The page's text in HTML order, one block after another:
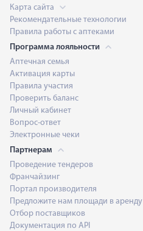
Карта сайта
Рекомендательные технологии
Правила работы с аптеками
Программа лояльности
Аптечная семья
Активация карты
Правила участия
Проверить баланс
Личный кабинет
Вопрос-ответ
Электронные чеки
Партнерам
Проведение тендеров
Франчайзинг
Портал производителя
Предложите нам площади в аренду
Отбор поставщиков
Документация по API